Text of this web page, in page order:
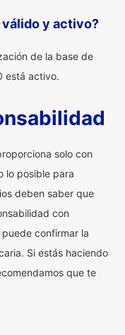
válido y activo?
de la base de
está activo.
solo con
lo posible para
deben saber que
con
confirmar la
Si estás haciendo
que te